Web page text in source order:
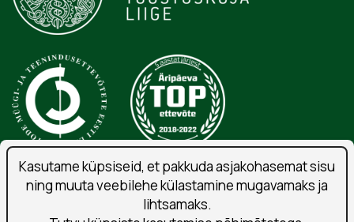
Isikuandmete töötlemise tingimused
Liitu uudiskirjaga
Kasutame küpsiseid, et pakkuda asjakohasemat sisu
ning muuta veebilehe külastamine mugavamaks ja
lihtsamaks.